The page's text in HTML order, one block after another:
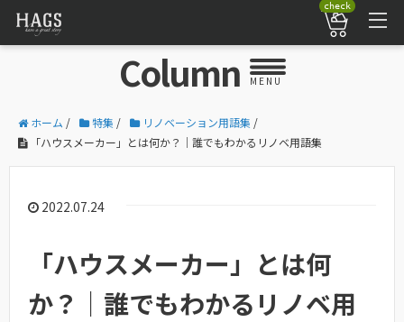
check
Column MENU
ホーム / 特集 / リノベーション用語集 /
「ハウスメーカー」とは何か？｜誰でもわかるリノベ用語集
2022.07.24
「ハウスメーカー」とは何
か？｜誰でもわかるリノベ用